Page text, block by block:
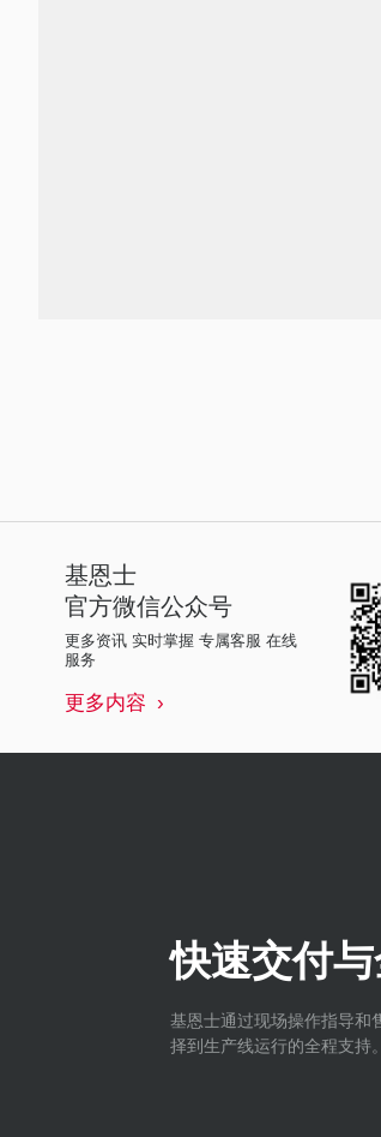
基恩士
官方微信公众号
更多资讯 实时掌握 专属客服 在线
服务
更多内容
快速交付
基恩士通过现场操作指导和
择到生产线运行的全程支持。